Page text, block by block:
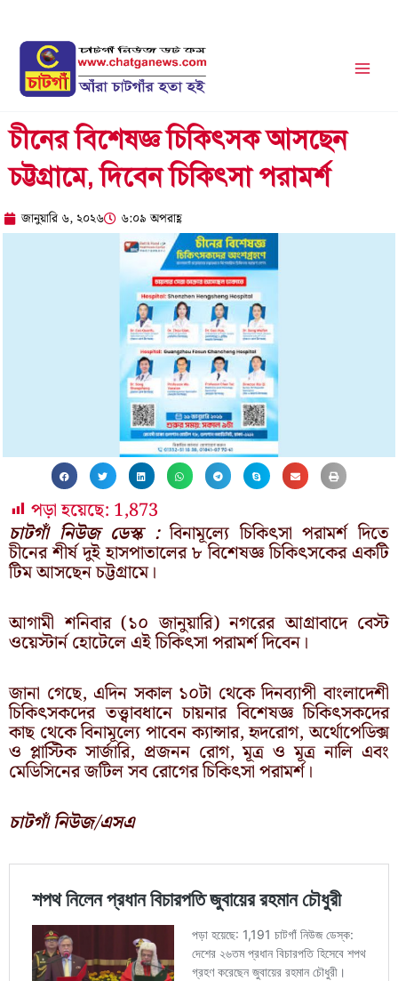
content
চীনের বিশেষজ্ঞ চিকিৎসক আসছেন
চট্টগ্রামে, দিবেন চিকিৎসা পরামর্শ
জানুয়ারি ৬, ২০২৬ ৬:০৯ অপরাহ্ণ
পড়া হয়েছে: 1,873
চাটগাঁ নিউজ ডেস্ক :বিনামূল্যে চিকিৎসা পরামর্শ দিতে
চীনের শীর্ষ দুই হাসপাতালের ৮ বিশেষজ্ঞ চিকিৎসকের একটি
টিম আসছেন চট্টগ্রামে।
আগামী শনিবার (১০ জানুয়ারি) নগরের আগ্রাবাদে বেস্ট
ওয়েস্টার্ন হোটেলে এই চিকিৎসা পরামর্শ দিবেন।
জানা গেছে, এদিন সকাল ১০টা থেকে দিনব্যাপী বাংলাদেশী
চিকিৎসকদের তত্ত্বাবধানে চায়নার বিশেষজ্ঞ চিকিৎসকদের
কাছ থেকে বিনামূল্যে পাবেন ক্যান্সার, হৃদরোগ, অর্থোপেডিক্স
ও প্লাস্টিক সার্জারি, প্রজনন রোগ, মূত্র ও মূত্র নালি এবং
মেডিসিনের জটিল সব রোগের চিকিৎসা পরামর্শ।
চাটগাঁ নিউজ/এসএ